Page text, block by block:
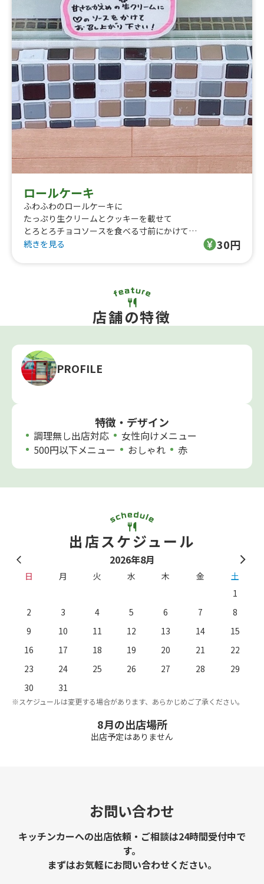
ロールケーキ
ふわふわのロールケーキに
たっぷり生クリームとクッキーを載せて
とろとろチョコソースを食べる寸前にかけて
めし上がっていただきます
続きを見る 30円
店舗の特徴
PROFILE
特徴・デザイン
調理無し出店対応
女性向けメニュー
500円以下メニュー
おしゃれ 赤
出店スケジュール
2026年8月
日 月 火 水 木 金
土
1
2
3 4 5 6 7
8
9
10 11 12 13 14
15
16
17 18 19 20 21
22
23
24 25 26 27 28
29
30
31
※スケジュールは変更する場合があります、あらかじめご了承ください。
8月の出店場所
出店予定はありません
お問い合わせ
キッチンカーへの出店依頼・ご相談は24時間受付中で
す。
まずはお気軽にお問い合わせください。